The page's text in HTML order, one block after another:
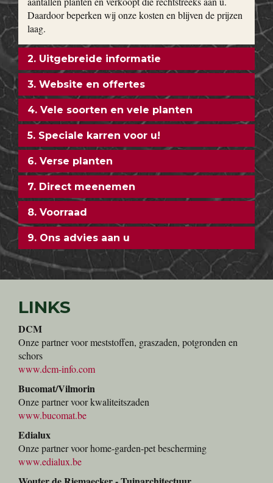
kwekerij. Ons motto: goedkoop en direct uit de kwekerij naar
uw tuin!
ONZE FORMULE
1. ECHT goedkoop
Wij zijn ECHT goedkoop! Maréchal kweekt grote
aantallen planten en verkoopt die rechtstreeks aan u.
Daardoor beperken wij onze kosten en blijven de prijzen
laag.
2. Uitgebreide informatie
3. Website en offertes
4. Vele soorten en vele planten
5. Speciale karren voor u!
6. Verse planten
8. Voorraad
9. Ons advies aan u
LINKS
DCM
Onze partner voor meststoffen, graszaden, potgronden en
schors